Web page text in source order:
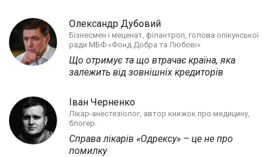
Олександр Дубовий
Бізнесмен і меценат, філантроп, голова опікунської
ради МБФ «Фонд Добра та Любові»
Що отримує та що втрачає країна, яка
залежить від зовнішніх кредиторів
Іван Черненко
Лікар-анестезіолог, автор книжок про медицину,
блогер.
Справа лікарів «Одрексу» – це не про
помилку